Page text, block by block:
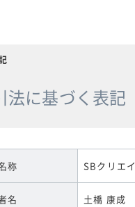
法に基づく表記
称 SBクリエ
名 土橋 康成